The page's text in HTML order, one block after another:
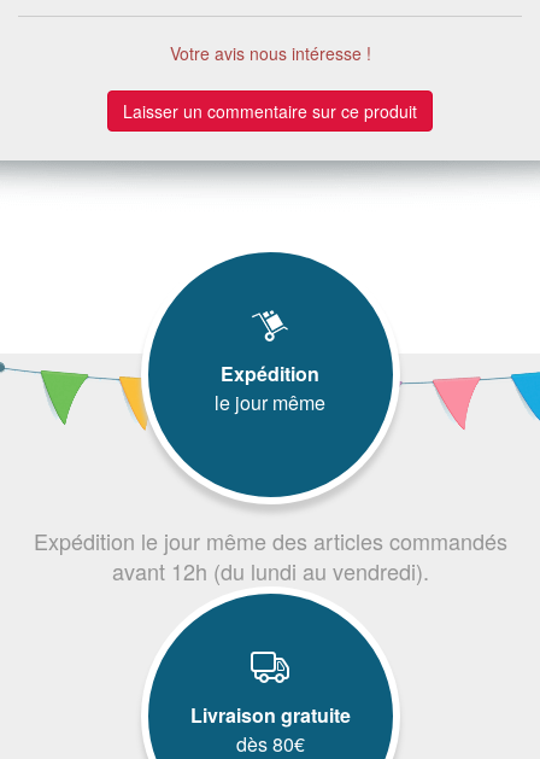
Votre avis nous intéresse !
Laisser un commentaire sur ce produit
Expédition
le jour même
Expédition le jour même des articles commandés
avant 12h (du lundi au vendredi).
Livraison gratuite
dès 80€